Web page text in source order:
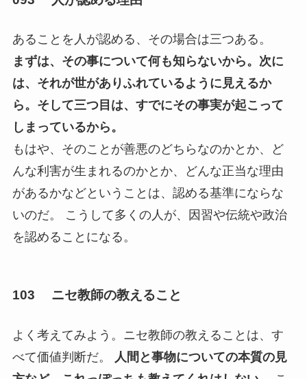
あることを人が認める、その場合は三つある。
まずは、その事について何も知らないから。次に
は、それが世がありふれているように見えるか
ら。そして三つ目は、すでにその事実が起こって
しまっているから。
もはや、そのことが善悪のどちらなのかとか、ど
んな利害が生まれるのかとか、どんな正当な理由
があるかなどということは、認める基準にならな
いのだ。 こうして多くの人が、因習や伝統や政治
を認めることになる。
103 ニセ教師の教えること
よく考えてみよう。ニセ教師の教えることは、す
べて価値判断だ。
人間と事物についての本質の見